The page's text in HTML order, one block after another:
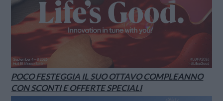
POCO FESTEGGIA IL SUO OTTAVO COMPLEANNO
CON SCONTI E OFFERTE SPECIALI